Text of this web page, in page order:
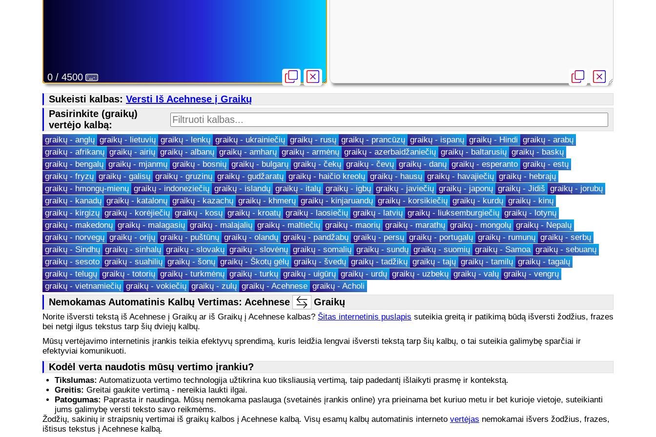
0 / 4500
Sukeisti kalbas: Versti Iš Acehnese į Graikų
Pasirinkite (graikų)
vertėjo kalbą:
graikų - anglų graikų - lietuvių graikų - lenkų graikų - ukrainiečių graikų - rusų graikų - prancūzų graikų - ispanų graikų - Hindi graikų - arabų
graikų - afrikanų graikų - airių graikų - albanų graikų - amharų graikų - armėnų graikų - azerbaidžaniečių graikų - baltarusių graikų - baskų
graikų - bengalų graikų - mjanmų graikų - bosnių graikų - bulgarų graikų - čekų graikų - čevų graikų - danų graikų - esperanto graikų - estų
graikų - fryzų graikų - galisų graikų - gruzinų graikų - gudžaratų graikų - haičio kreolų graikų - hausų graikų - havajiečių graikų - hebrajų
graikų - hmongų-mienų graikų - indoneziečių graikų - islandų graikų - italų graikų - igbų graikų - javiečių graikų - japonų graikų - Jidiš graikų - jorubų
graikų - kanadų graikų - katalonų graikų - kazachų graikų - khmerų graikų - kinjaruandų graikų - korsikiečių graikų - kurdų graikų - kinų
graikų - kirgizų graikų - korėjiečių graikų - kosų graikų - kroatų graikų - laosiečių graikų - latvių graikų - liuksemburgiečių graikų - lotynų
graikų - makedonų graikų - malagasių graikų - malajalių graikų - maltiečių graikų - maorių graikų - marathų graikų - mongolų graikų - Nepalų
graikų - norvegų graikų - orijų graikų - puštūnų graikų - olandų graikų - pandžabų graikų - persų graikų - portugalų graikų - rumunų graikų - serbų
graikų - Sindhų graikų - sinhalų graikų - slovakų graikų - slovėnų graikų - somalių graikų - sundų graikų - suomių graikų - Samoa graikų - sebuanų
graikų - sesoto graikų - suahilių graikų - šonų graikų - Škotų gėlų graikų - švedų graikų - tadžikų graikų - tajų graikų - tamilų graikų - tagalų
graikų - telugų graikų - totorių graikų - turkmėnų graikų - turkų graikų - uigūrų graikų - urdų graikų - uzbekų graikų - valų graikų - vengrų
graikų - vietnamiečių graikų - vokiečių graikų - zulų graikų - Acehnese graikų - Acholi
Nemokamas Automatinis Kalbų Vertimas: Acehnese Graikų
Norite išversti tekstą iš Acehnese į Graikų ar iš Graikų į Acehnese kalbas? Šitas internetinis puslapis suteikia greitą ir patikimą būdą išversti žodžius, frazes
bei netgi ilgus tekstus tarp šių dviejų kalbų.
Mūsų vertėjavimo internetinis įrankis teikia efektyvų sprendimą, kuris leidžia lengvai išversti tekstą tarp šių kalbų, o tai suteikia galimybę sparčiai ir
efektyviai komunikuoti.
Kodėl verta naudotis mūsų vertimo įrankiu?
Tikslumas: Automatizuota vertimo technologija užtikrina kuo tiksliausią vertimą, taip padedantį išlaikyti prasmę ir kontekstą.
Greitis: Greitai gaukite vertimą - nereikia laukti ilgai.
Patogumas: Paprasta ir naudinga. Mūsų nemokama paslauga (svetainės įrankis online) yra prieinama bet kuriuo metu ir bet kurioje vietoje, suteikianti
jums galimybę versti teksto savo reikmėms.
Žodžių, sakinių ir straipsnių vertimai iš graikų kalbos į Acehnese kalbą. Visų esamų kalbų automatinis interneto vertėjas nemokamai išvers žodžius, frazes,
ištisus tekstus į Acehnese kalbą.